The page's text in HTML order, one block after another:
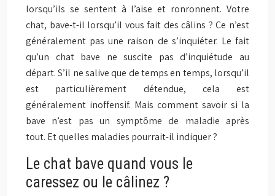
lorsqu’ils se sentent à l’aise et ronronnent. Votre
chat, bave-t-il lorsqu’il vous fait des câlins ? Ce n’est
généralement pas une raison de s’inquiéter. Le fait
qu’un chat bave ne suscite pas d’inquiétude au
départ. S’il ne salive que de temps en temps, lorsqu’il
est particulièrement détendue, cela est
généralement inoffensif. Mais comment savoir si la
bave n’est pas un symptôme de maladie après
tout. Et quelles maladies pourrait-il indiquer ?
Le chat bave quand vous le
caressez ou le câlinez ?